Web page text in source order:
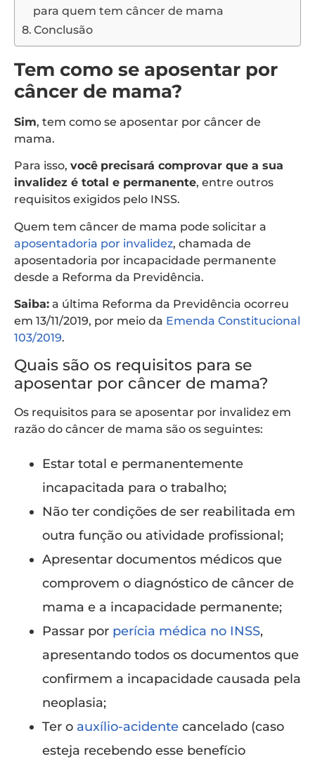
para quem tem câncer de mama
Conclusão
Tem como se aposentar por
câncer de mama?
Sim, tem como se aposentar por câncer de
mama.
Para isso, você precisará comprovar que a sua
invalidez é total e permanente, entre outros
requisitos exigidos pelo INSS.
Quem tem câncer de mama pode solicitar a
aposentadoria por invalidez, chamada de
aposentadoria por incapacidade permanente
desde a Reforma da Previdência.
Saiba: a última Reforma da Previdência ocorreu
em 13/11/2019, por meio da Emenda Constitucional
103/2019.
Quais são os requisitos para se
aposentar por câncer de mama?
Os requisitos para se aposentar por invalidez em
razão do câncer de mama são os seguintes:
Estar total e permanentemente
incapacitada para o trabalho;
Não ter condições de ser reabilitada em
outra função ou atividade profissional;
Apresentar documentos médicos que
comprovem o diagnóstico de câncer de
mama e a incapacidade permanente;
Passar por perícia médica no INSS,
apresentando todos os documentos que
confirmem a incapacidade causada pela
neoplasia;
Ter o auxílio-acidente cancelado (caso
esteja recebendo esse benefício